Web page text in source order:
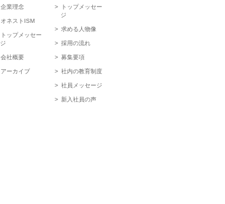
企業理念
オネストISM
トップメッセー
ジ
会社概要
アーカイブ
トップメッセー
ジ
求める人物像
採用の流れ
募集要項
社内の教育制度
社員メッセージ
新入社員の声